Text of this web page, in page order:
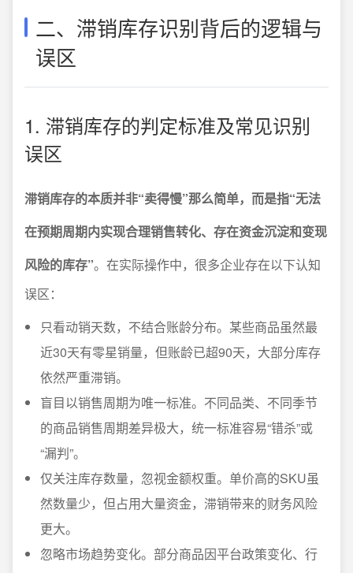
二、滞销库存识别背后的逻辑与
误区
1. 滞销库存的判定标准及常见识别
误区
滞销库存的本质并非“卖得慢”那么简单，而是指“无法
在预期周期内实现合理销售转化、存在资金沉淀和变现
风险的库存”。在实际操作中，很多企业存在以下认知
误区：
只看动销天数，不结合账龄分布。某些商品虽然最
近30天有零星销量，但账龄已超90天，大部分库存
依然严重滞销。
盲目以销售周期为唯一标准。不同品类、不同季节
的商品销售周期差异极大，统一标准容易“错杀”或
“漏判”。
仅关注库存数量，忽视金额权重。单价高的SKU虽
然数量少，但占用大量资金，滞销带来的财务风险
更大。
忽略市场趋势变化。部分商品因平台政策变化、行